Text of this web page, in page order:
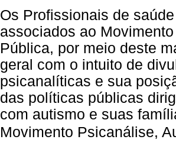
Os Profissionais de
associados ao
Pública, por meio deste
geral com o intuito de
psicanalíticas e sua
das políticas públicas
com autismo e suas
Movimento Psicanálise,